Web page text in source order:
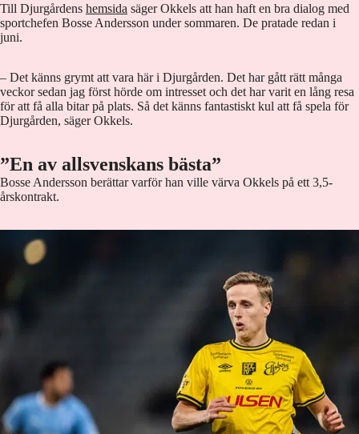
Till Djurgårdens hemsida säger Okkels att han haft en bra dialog med
sportchefen Bosse Andersson under sommaren. De pratade redan i
juni.
– Det känns grymt att vara här i Djurgården. Det har gått rätt många
veckor sedan jag först hörde om intresset och det har varit en lång resa
för att få alla bitar på plats. Så det känns fantastiskt kul att få spela för
Djurgården, säger Okkels.
”En av allsvenskans bästa”
Bosse Andersson berättar varför han ville värva Okkels på ett 3,5-
årskontrakt.